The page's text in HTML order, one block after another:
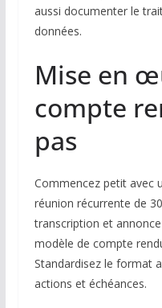
aussi documenter le
données.
Mise en
compte
pas
Commencez petit avec
réunion récurrente de
transcription et
modèle de compte
Standardisez le format
actions et échéances.